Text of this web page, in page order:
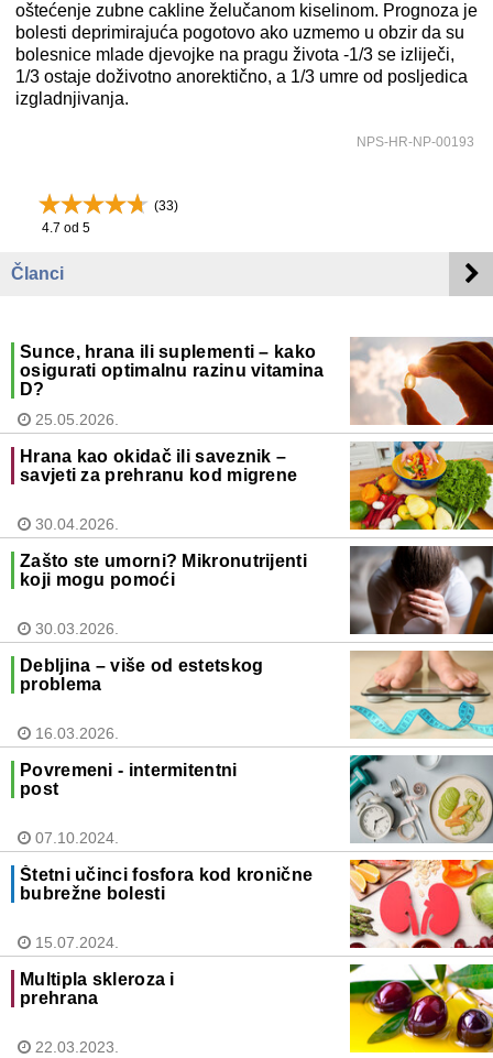
oštećenje zubne cakline želučanom kiselinom. Prognoza je
bolesti deprimirajuća pogotovo ako uzmemo u obzir da su
bolesnice mlade djevojke na pragu života -1/3 se izliječi,
1/3 ostaje doživotno anorektično, a 1/3 umre od posljedica
izgladnjivanja.
NPS-HR-NP-00193
(33)
4.7 od 5
Članci
Sunce, hrana ili suplementi – kako
osigurati optimalnu razinu vitamina
D?
25.05.2026.
Hrana kao okidač ili saveznik –
savjeti za prehranu kod migrene
30.04.2026.
Zašto ste umorni? Mikronutrijenti
koji mogu pomoći
30.03.2026.
Debljina – više od estetskog
problema
16.03.2026.
Povremeni - intermitentni
post
07.10.2024.
Štetni učinci fosfora kod kronične
bubrežne bolesti
15.07.2024.
Multipla skleroza i
prehrana
22.03.2023.